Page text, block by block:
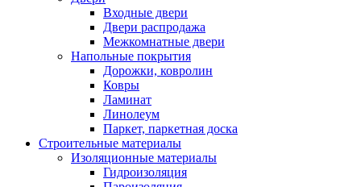
Входные двери
Двери распродажа
Межкомнатные двери
Напольные покрытия
Дорожки, ковролин
Ковры
Ламинат
Линолеум
Паркет, паркетная доска
Строительные материалы
Изоляционные материалы
Гидроизоляция